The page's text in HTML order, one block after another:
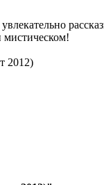
мистическом!
2012)